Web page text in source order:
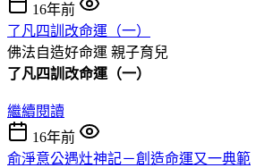
16年前
了凡四訓改命運（一）
佛法自造好命運 親子育兒
了凡四訓改命運（一）
繼續閱讀
16年前
俞淨意公遇灶神記－創造命運又一典範